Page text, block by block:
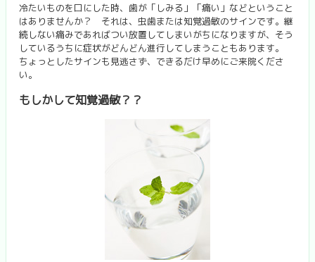
冷たいものを口にした時、歯が「しみる」「痛い」などということ
はありませんか？ それは、虫歯または知覚過敏のサインです。継
続しない痛みであればつい放置してしまいがちになりますが、そう
しているうちに症状がどんどん進行してしまうこともあります。
ちょっとしたサインも見逃さず、できるだけ早めにご来院くださ
い。
もしかして知覚過敏？？